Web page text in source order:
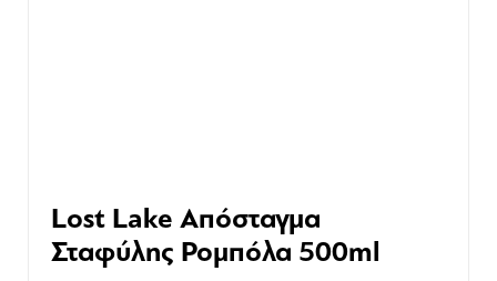
Lost Lake Απόσταγμα
Σταφύλης Ρομπόλα 500ml